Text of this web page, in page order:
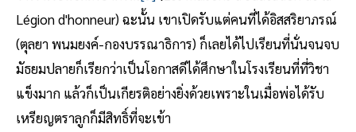
Légion d'honneur) ฉะนั้น เขาเปิดรับแต่คนที่ได้อิสสริยาภรณ์
(ตุลยา พนมยงค์-กองบรรณาธิการ) ก็เลยได้ไปเรียนที่นั่นจนจบ
มัธยมปลายก็เรียกว่าเป็นโอกาสดีได้ศึกษาในโรงเรียนที่ที่วิชา
แข็งมาก แล้วก็เป็นเกียรติอย่างยิ่งด้วยเพราะในเมื่อพ่อได้รับ
เหรียญตราลูกก็มีสิทธิ์ที่จะเข้า